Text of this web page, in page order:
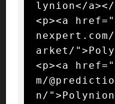
lynion</a></
<p><a
arket/
<p><a
m/
n/